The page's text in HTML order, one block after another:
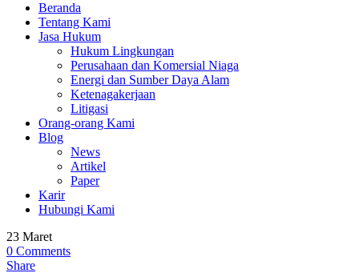
Beranda
Tentang Kami
Jasa Hukum
Hukum Lingkungan
Perusahaan dan Komersial Niaga
Energi dan Sumber Daya Alam
Ketenagakerjaan
Litigasi
Orang-orang Kami
Blog
News
Artikel
Paper
Karir
Hubungi Kami
23 Maret
0 Comments
Share